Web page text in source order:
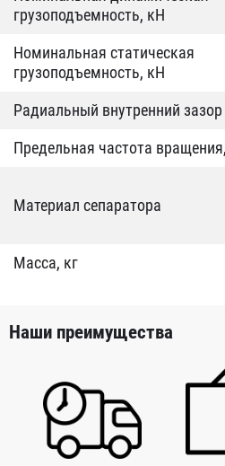
грузоподъемность, кН
Номинальная статическая
грузоподъемность, кН
Радиальный внутренний зазор
Предельная частота
Материал сепаратора
Масса, кг
Наши преимущества